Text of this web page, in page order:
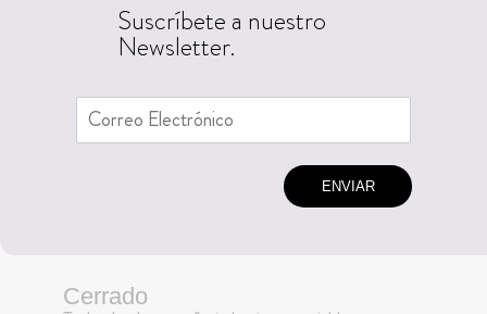
Suscríbete a nuestro
Newsletter.
ENVIAR
Cerrado